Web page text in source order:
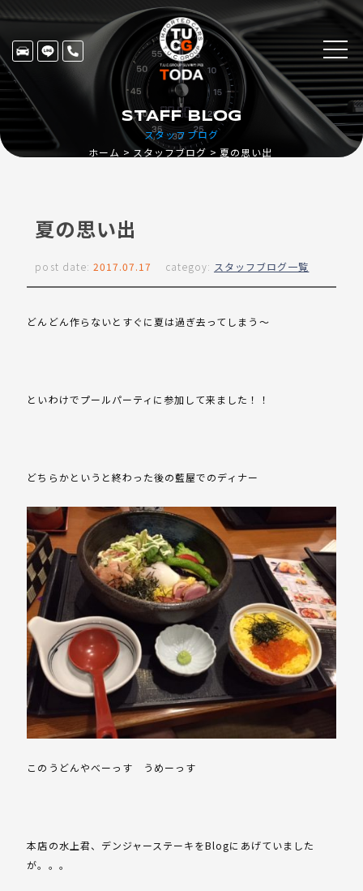
スタッフブログ
STAFF BLOG
ホーム スタッフブログ 夏の思い出
夏の思い出
post date: 2017.07.17 categoy: スタッフブログ一覧
どんどん作らないとすぐに夏は過ぎ去ってしまう～
といわけでプールパーティに参加して来ました！！
どちらかというと終わった後の藍屋でのディナー
このうどんやべーっす うめーっす
本店の水上君、デンジャーステーキをBlogにあげていました
が。。。